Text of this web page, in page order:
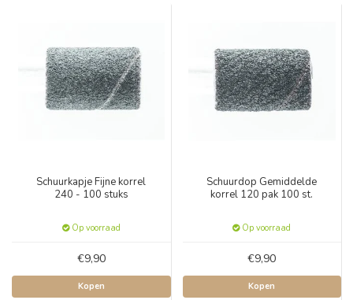
Schuurkapje Fijne korrel
240 - 100 stuks
Op voorraad
€9,90
Kopen
Schuurdop Gemiddelde
korrel 120 pak 100 st.
Op voorraad
€9,90
Kopen